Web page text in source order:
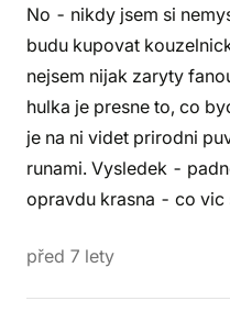
No - nikdy jsem si
budu kupovat
nejsem nijak zaryty
hulka je presne to, co
je na ni videt prirodni
runami. Vysledek -
opravdu krasna - co vic
před 7 lety